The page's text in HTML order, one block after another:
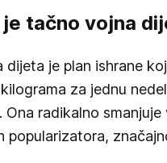
je tačno vojna
dijeta je plan ishrane
za jednu
Ona radikalno
popularizatora,